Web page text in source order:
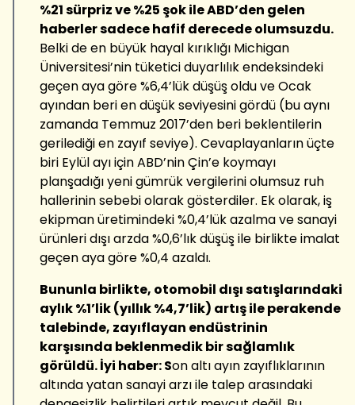
%21 sürpriz ve %25 şok ile ABD’den gelen
haberler sadece hafif derecede olumsuzdu.
Belki de en büyük hayal kırıklığı Michigan
Üniversitesi’nin tüketici duyarlılık endeksindeki
geçen aya göre %6,4’lük düşüş oldu ve Ocak
ayından beri en düşük seviyesini gördü (bu aynı
zamanda Temmuz 2017’den beri beklentilerin
gerilediği en zayıf seviye). Cevaplayanların üçte
biri Eylül ayı için ABD’nin Çin’e koymayı
planşadığı yeni gümrük vergilerini olumsuz ruh
hallerinin sebebi olarak gösterdiler. Ek olarak, iş
ekipman üretimindeki %0,4’lük azalma ve sanayi
ürünleri dışı arzda %0,6’lık düşüş ile birlikte imalat
geçen aya göre %0,4 azaldı.
Bununla birlikte, otomobil dışı satışlarındaki
aylık %1’lik (yıllık %4,7’lik) artış ile perakende
talebinde, zayıflayan endüstrinin
karşısında beklenmedik bir sağlamlık
görüldü. İyi haber: Son altı ayın zayıflıklarının
altında yatan sanayi arzı ile talep arasındaki